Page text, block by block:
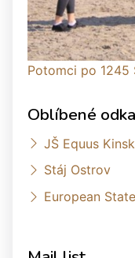
Potomci po 1245
Oblíbené
JŠ Equus
Stáj Ostrov
European